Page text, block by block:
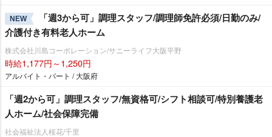
NEW
「週3から可」調理スタッフ/調理師免許必須/日勤のみ/
介護付き有料老人ホーム
株式会社川島コーポレーション/サニーライフ大阪平野
時給1,177円～1,250円
アルバイト・パート / 大阪府
「週2から可」調理スタッフ/無資格可/シフト相談可/特別養護老
人ホーム/社会保障完備
社会福祉法人桜花/千里